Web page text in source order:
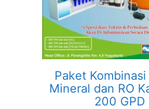
Paket Kombinasi
Mineral dan RO
200 GPD